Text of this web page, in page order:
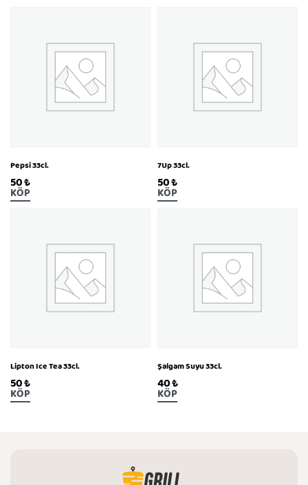
Pepsi 33cl.
50₺
KÖP
7Up 33cl.
50₺
KÖP
Lipton Ice Tea 33cl.
50₺
KÖP
Şalgam Suyu 33cl.
40₺
KÖP